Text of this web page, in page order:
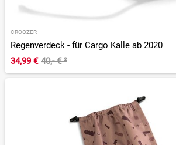
CROOZER
Regenverdeck - für Cargo Kalle ab 2020
34,99 € 40,- €²